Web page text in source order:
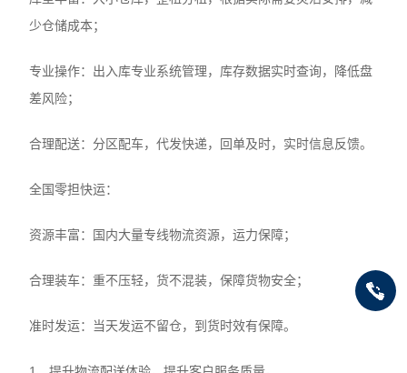
少仓储成本；
专业操作：出入库专业系统管理，库存数据实时查询，降低盘
差风险；
合理配送：分区配车，代发快递，回单及时，实时信息反馈。
全国零担快运：
资源丰富：国内大量专线物流资源，运力保障；
合理装车：重不压轻，货不混装，保障货物安全；
准时发运：当天发运不留仓，到货时效有保障。